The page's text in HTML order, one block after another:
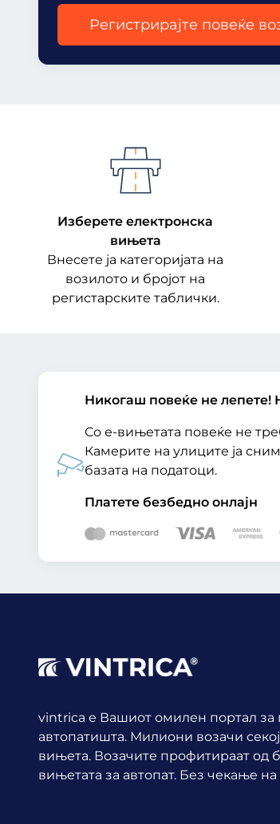
Регистрирајте повеќе
Изберете електронска
вињета
Внесете ја категоријата на
возилото и бројот на
регистарските таблички.
Никогаш повеќе не лепете!
Со е-вињетата повеќе не
Камерите на улиците ја
базата на податоци.
Платете безбедно онлајн
vintrica е Вашиот омилен портал за
автопатишта. Милиони возачи
вињета. Возачите профитираат од
вињетата за автопат. Без чекање